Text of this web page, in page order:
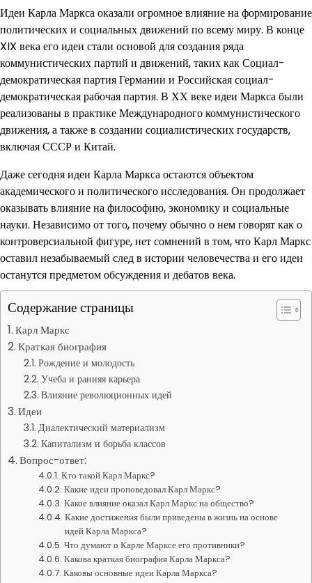
Идеи Карла Маркса оказали огромное влияние на формирование
политических и социальных движений по всему миру. В конце
XIX века его идеи стали основой для создания ряда
коммунистических партий и движений, таких как Социал-
демократическая партия Германии и Российская социал-
демократическая рабочая партия. В ХХ веке идеи Маркса были
реализованы в практике Международного коммунистического
движения, а также в создании социалистических государств,
включая СССР и Китай.
Даже сегодня идеи Карла Маркса остаются объектом
академического и политического исследования. Он продолжает
оказывать влияние на философию, экономику и социальные
науки. Независимо от того, почему обычно о нем говорят как о
контроверсиальной фигуре, нет сомнений в том, что Карл Маркс
оставил незабываемый след в истории человечества и его идеи
останутся предметом обсуждения и дебатов века.
Содержание страницы
Карл Маркс
Краткая биография
Рождение и молодость
Учеба и ранняя карьера
Влияние революционных идей
Идеи
Диалектический материализм
Капитализм и борьба классов
Вопрос-ответ:
Кто такой Карл Маркс?
Какие идеи проповедовал Карл Маркс?
Какое влияние оказал Карл Маркс на общество?
Какие достижения были приведены в жизнь на основе
идей Карла Маркса?
Что думают о Карле Марксе его противники?
Какова краткая биография Карла Маркса?
Каковы основные идеи Карла Маркса?